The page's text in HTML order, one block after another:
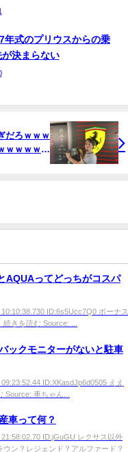
年式のプリウスからの乗
が決まらない
だろｗｗｗ
ｗｗｗｗｗ
AQUAってどっちがコスパ
ID:6s5Ucc7Q0 ボーナス
きを読む Source: ...
ックモニターがないと駐車
ID:XKasdJp6d0505 ええ
Source: 車ちゃん...
車って何？
ID:jGuGU レクサス以外
ウン？レジェンド？アルファード？